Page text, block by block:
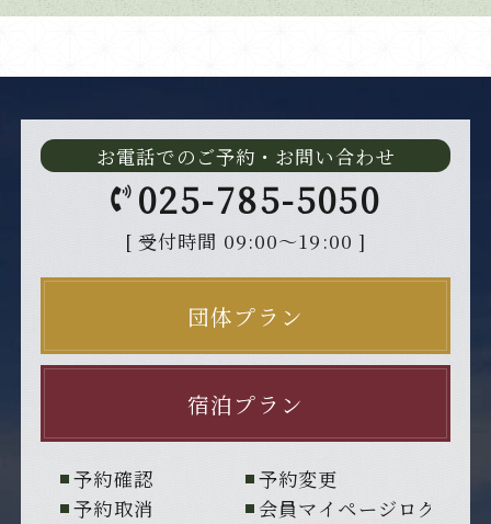
お電話でのご予約・お問い合わせ
025-785-5050
[ 受付時間 09:00～19:00 ]
団体プラン
宿泊プラン
予約確認
予約変更
予約取消
会員マイページログイン